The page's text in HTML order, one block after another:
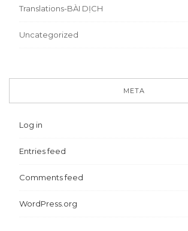
Translations-BÀI DỊCH
Uncategorized
META
Log in
Entries feed
Comments feed
WordPress.org